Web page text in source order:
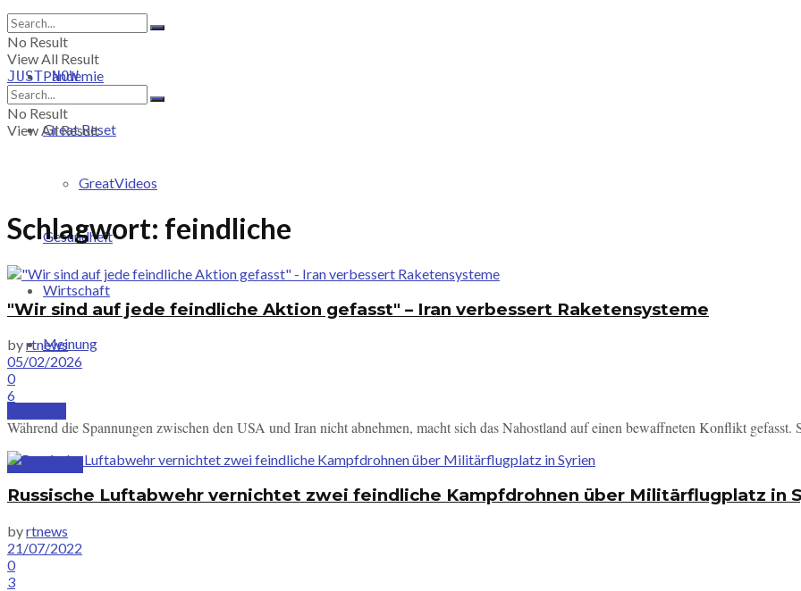
Pandemie
Great Reset
GreatVideos
Gesundheit
Wirtschaft
Meinung
SUBSCRIBE
No Result
View All Result
JUST-NOW
No Result
View All Result
Schlagwort: feindliche
"Wir sind auf jede feindliche Aktion gefasst" – Iran verbessert Raketensysteme
byrtnews
05/02/2026
0
6
Während die Spannungen zwischen den USA und Iran nicht abnehmen, macht sich das Nahostland auf einen bewaffneten Konflikt gefasst.
Russische Luftabwehr vernichtet zwei feindliche Kampfdrohnen über Militärflugplatz in
byrtnews
21/07/2022
0
3